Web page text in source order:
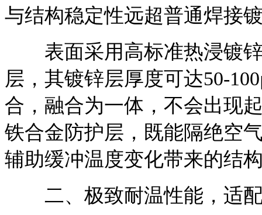
与结构稳定性远超普通焊接
表面采用高标准热浸镀锌
层，其镀锌层厚度可达50-
合，融合为一体，不会出现
铁合金防护层，既能隔绝空
辅助缓冲温度变化带来的结
二、极致耐温性能，适配